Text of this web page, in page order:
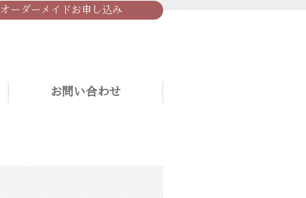
お問い合わせ
オーダーメイドお申し込み